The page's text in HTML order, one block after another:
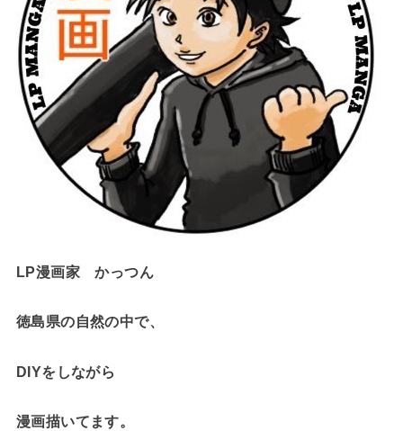
LP漫画家 かっつん
徳島県の自然の中で、
DIYをしながら
漫画描いてます。